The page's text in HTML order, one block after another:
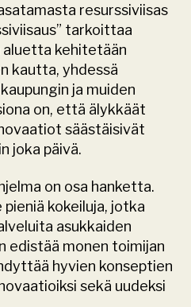
resurssiviisas
tarkoittaa
kehitetään
kautta, yhdessä
ja muiden
on, että älykkäät
säästäisivät
joka päivä.
on osa hanketta.
kokeiluja, jotka
asukkaiden
edistää monen toimijan
hyvien konseptien
sekä uudeksi